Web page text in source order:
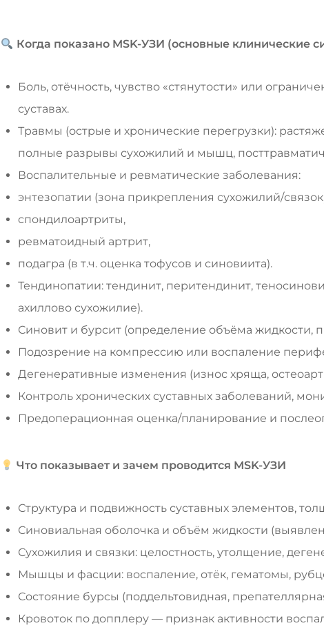
Когда показано MSK-УЗИ (основные клинические
Боль, отёчность, чувство «стянутости» или
суставах.
Травмы (острые и хронические перегрузки):
полные разрывы сухожилий и мышц,
Воспалительные и ревматические заболевания:
энтезопатии (зона прикрепления сухожилий/
спондилоартриты,
ревматоидный артрит,
подагра (в т.ч. оценка тофусов и синовиита).
Тендинопатии: тендинит, перитендинит,
ахиллово сухожилие).
Синовит и бурсит (определение объёма жидкости,
Подозрение на компрессию или воспаление
Дегенеративные изменения (износ хряща,
Контроль хронических суставных заболеваний,
Предоперационная оценка/планирование и
Что показывает и зачем проводится MSK-УЗИ
Структура и подвижность суставных элементов,
Синовиальная оболочка и объём жидкости
Сухожилия и связки: целостность, утолщение,
Мышцы и фасции: воспаление, отёк, гематомы,
Состояние бурсы (поддельтовидная,
Кровоток по допплеру — признак активности